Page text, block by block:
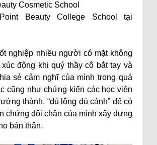
Cosmetic School
Beauty College School tại
nghiệp nhiều người có mặt không
động khi quý thầy cô bắt tay và
sẻ cảm nghĩ của mình trong quá
cũng như chứng kiến các học viên
thành, “đủ lông đủ cánh” để có
chứng đôi chân của mình xây dựng
bản thân.